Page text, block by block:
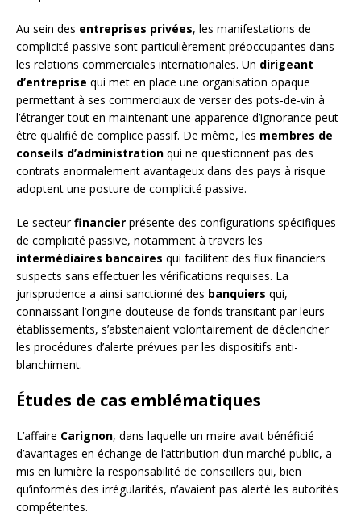
Au sein des entreprises privées, les manifestations de
complicité passive sont particulièrement préoccupantes dans
les relations commerciales internationales. Un dirigeant
d’entreprise qui met en place une organisation opaque
permettant à ses commerciaux de verser des pots-de-vin à
l’étranger tout en maintenant une apparence d’ignorance peut
être qualifié de complice passif. De même, les membres de
conseils d’administration qui ne questionnent pas des
contrats anormalement avantageux dans des pays à risque
adoptent une posture de complicité passive.
Le secteurfinancier présente des configurations spécifiques
de complicité passive, notamment à travers les
intermédiaires bancaires qui facilitent des flux financiers
suspects sans effectuer les vérifications requises. La
jurisprudence a ainsi sanctionné des banquiers qui,
connaissant l’origine douteuse de fonds transitant par leurs
établissements, s’abstenaient volontairement de déclencher
les procédures d’alerte prévues par les dispositifs anti-
blanchiment.
Études de cas emblématiques
L’affaire Carignon, dans laquelle un maire avait bénéficié
d’avantages en échange de l’attribution d’un marché public, a
mis en lumière la responsabilité de conseillers qui, bien
qu’informés des irrégularités, n’avaient pas alerté les autorités
compétentes.